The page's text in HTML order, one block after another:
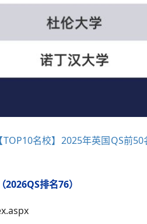
【TOP10名校】2025年英国QS前
（2026QS排名76）